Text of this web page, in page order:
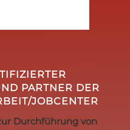
PARTNER DER
JOBCENTER
Durchführung von